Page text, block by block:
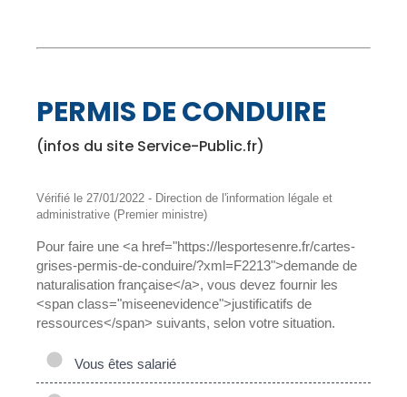
PERMIS DE CONDUIRE
(infos du site Service-Public.fr)
Vérifié le 27/01/2022 - Direction de l'information légale et
administrative (Premier ministre)
Pour faire une <a href="https://lesportesenre.fr/cartes-
grises-permis-de-conduire/?xml=F2213">demande de
naturalisation française</a>, vous devez fournir les
<span class="miseenevidence">justificatifs de
ressources</span> suivants, selon votre situation.
Vous êtes salarié